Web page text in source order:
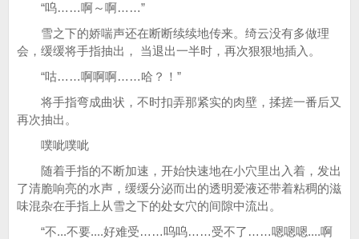
“呜……啊～啊……”
雪之下的娇喘声还在断断续续地传来。绮云没有多做理
会，缓缓将手指抽出， 当退出一半时，再次狠狠地插入。
“咕……啊啊啊……哈？！”
将手指弯成曲状，不时扣弄那紧实的肉壁，揉搓一番后又
再次抽出。
噗呲噗呲
随着手指的不断加速，开始快速地在小穴里出入着，发出
了清脆响亮的水声，缓缓分泌而出的透明爱液还带着粘稠的滋
味混杂在手指上从雪之下的处女穴的间隙中流出。
“不...不要....好难受……呜呜……受不了……嗯嗯嗯....啊